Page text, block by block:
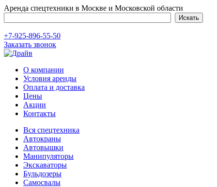
Аренда спецтехники в Москве и Московской области
+7-925-896-55-50
Заказать звонок
О компании
Условия аренды
Оплата и доставка
Цены
Акции
Контакты
Вся спецтехника
Автокраны
Автовышки
Манипуляторы
Экскаваторы
Бульдозеры
Самосвалы